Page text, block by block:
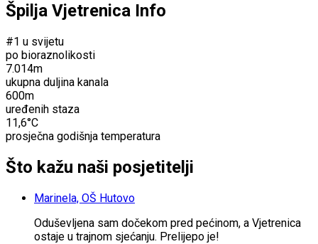
Špilja Vjetrenica Info
#1 u svijetu
po bioraznolikosti
7.014m
ukupna duljina kanala
600m
uređenih staza
11,6°C
prosječna godišnja temperatura
Što kažu naši posjetitelji
Marinela, OŠ Hutovo
Oduševljena sam dočekom pred pećinom, a Vjetrenica
ostaje u trajnom sjećanju. Prelijepo je!